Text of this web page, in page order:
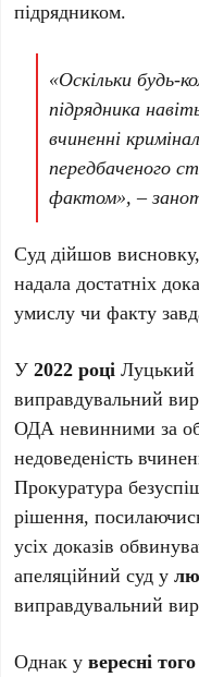
підрядником.
«Оскільки будь-
підрядника
вчиненні
передбаченого
фактом», –
Суд дійшов
надала достатніх
умислу чи факту
У2022 році Луцький
виправдувальний
ОДА невинними за
недоведеність
Прокуратура
рішення,
усіх доказів
апеляційний суд у
виправдувальний
Однак увересні